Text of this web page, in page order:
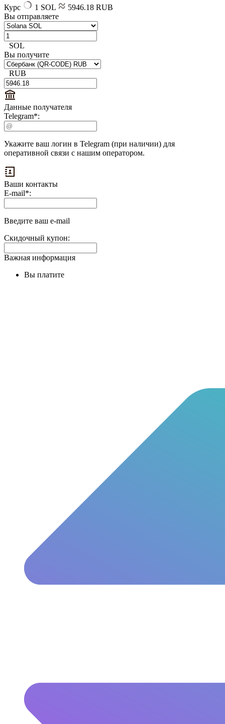
Курс 1 SOL
5946.18 RUB
Вы отправляете
SOL
Вы получите
RUB
Данные получателя
Telegram*:
Укажите ваш логин в Telegram (при наличии) для
оперативной связи с нашим оператором.
Ваши контакты
Выплаты
доп.
поле:
E-mail*:
Введите ваш e-mail
Скидочный купон:
Важная информация
Вы платите